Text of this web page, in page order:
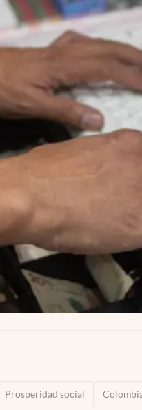
Prosperidad social